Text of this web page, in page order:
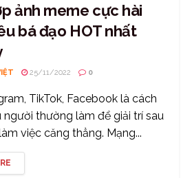
ảnh meme cực hài
bá đạo HOT nhất
25/11/2022 0
TikTok, Facebook là cách
người thường làm để giải trí sau
việc căng thẳng. Mạng...